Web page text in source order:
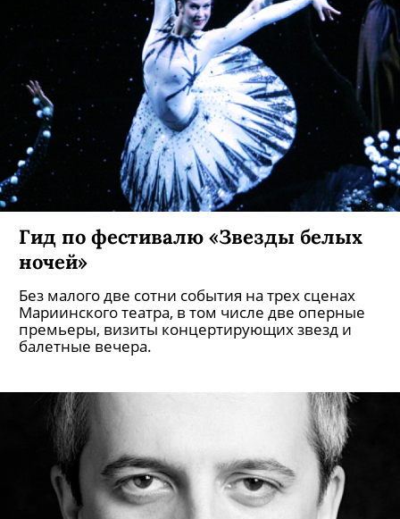
Гид по фестивалю «Звезды белых
ночей»
Без малого две сотни события на трех сценах
Мариинского театра, в том числе две оперные
премьеры, визиты концертирующих звезд и
балетные вечера.